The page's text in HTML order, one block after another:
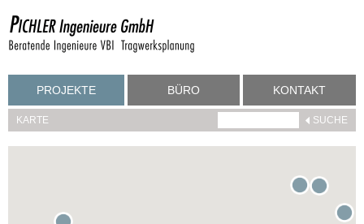
PROJEKTE BÜRO KONTAKT
KARTE